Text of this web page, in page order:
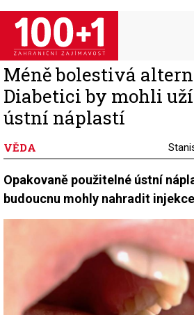
Přejít
hlavnímu
obsahu
Méně bolestivá
Diabetici by mohli
ústní náplastí
VĚDA
Opakovaně použitelné ústní
budoucnu mohly nahradit